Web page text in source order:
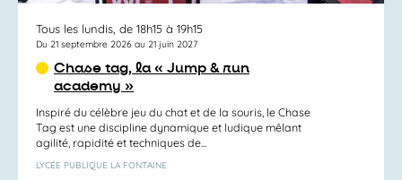
Tous les lundis, de 18h15 à 19h15
Du 21 septembre 2026 au 21 juin 2027
Chase tag, la « Jump & run
academy »
Inspiré du célèbre jeu du chat et de la souris, le Chase
Tag est une discipline dynamique et ludique mêlant
agilité, rapidité et techniques de...
LYCÉE PUBLIQUE LA FONTAINE